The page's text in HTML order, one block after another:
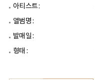
아티스트 :
앨범명 :
발매일 :
형태 :